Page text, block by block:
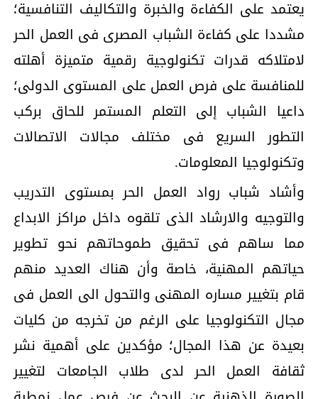
يعتمد على الكفاءة والخبرة والتكاليف التنافسية؛
مشددا على كفاءة الشباب المصرى فى العمل الحر
لامتلاكه قدرات تكنولوجية رقمية متميزة أهلته
للمنافسة على فرص العمل على المستوى الدولى؛
داعيا الشباب إلى التعلم المستمر للحاق بركب
التطور السريع فى مختلف مجالات الاتصالات
وتكنولوجيا المعلومات.
وأشاد شباب رواد العمل الحر بمستوى التدريب
والتوجيه والارشاد الذى تلقوه داخل مراكز الابداع
مما ساهم فى تحقيق طموحاتهم نحو تطوير
حياتهم المهنية، خاصة وأن هناك العديد منهم
قام بتغيير مساره المهنى والتحول الى العمل فى
مجال التكنولوجيا على الرغم من تخرجه من كليات
بعيدة عن هذا المجال؛ مؤكدين على أهمية نشر
ثقافة العمل الحر لدى طلاب الجامعات لتغيير